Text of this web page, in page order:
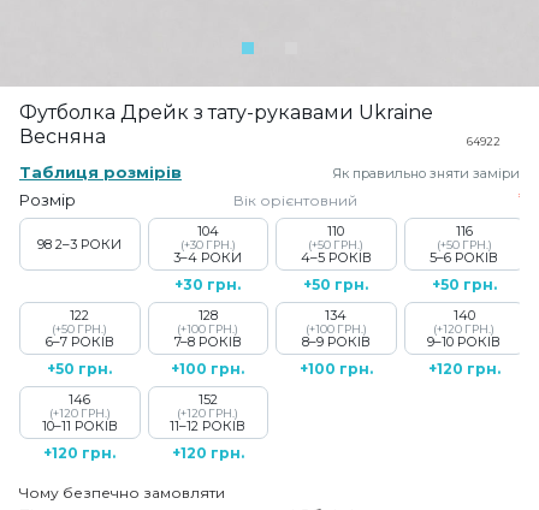
Футболка Дрейк з тату-рукавами Ukraine
Весняна
64922
Таблиця розмірів Як правильно зняти заміри
Розмір Вік орієнтовний
98 2–3 РОКИ
104
(+30 ГРН.)
3–4 РОКИ
+30 грн.
110
(+50 ГРН.)
4–5 РОКІВ
+50 грн.
116
(+50 ГРН.)
5–6 РОКІВ
+50 грн.
122
(+50 ГРН.)
6–7 РОКІВ
+50 грн.
128
(+100 ГРН.)
7–8 РОКІВ
+100 грн.
134
(+100 ГРН.)
8–9 РОКІВ
+100 грн.
140
(+120 ГРН.)
9–10 РОКІВ
+120 грн.
146
(+120 ГРН.)
10–11 РОКІВ
+120 грн.
152
(+120 ГРН.)
11–12 РОКІВ
+120 грн.
Чому безпечно замовляти